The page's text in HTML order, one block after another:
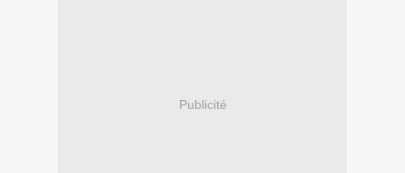
Publicité